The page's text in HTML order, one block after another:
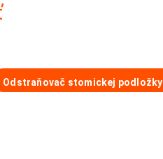
Odstraňovač stomickej podložky